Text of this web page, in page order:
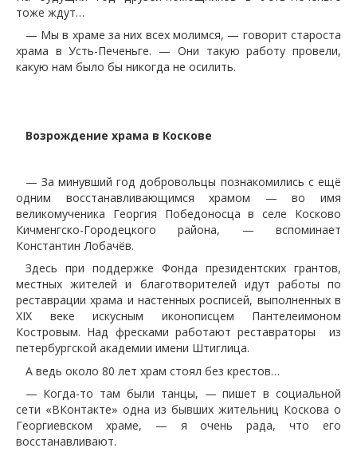
тоже ждут…
— Мы в храме за них всех молимся, — говорит староста
храма в Усть-Печеньге. — Они такую работу провели,
какую нам было бы никогда не осилить.
Возрождение храма в Коскове
— За минувший год добровольцы познакомились с ещё
одним восстанавливающимся храмом — во имя
великомученика Георгия Победоносца в селе Косково
Кичменгско-Городецкого района, — вспоминает
Константин Лобачёв.
Здесь при поддержке Фонда президентских грантов,
местных жителей и благотворителей идут работы по
реставрации храма и настенных росписей, выполненных в
XIX веке искусным иконописцем Пантелеимоном
Костровым. Над фресками работают реставраторы из
петербургской академии имени Штиглица.
А ведь около 80 лет храм стоял без крестов…
— Когда-то там были танцы, — пишет в социальной
сети «ВКонтакте» одна из бывших жительниц Коскова о
Георгиевском храме, — я очень рада, что его
восстанавливают.